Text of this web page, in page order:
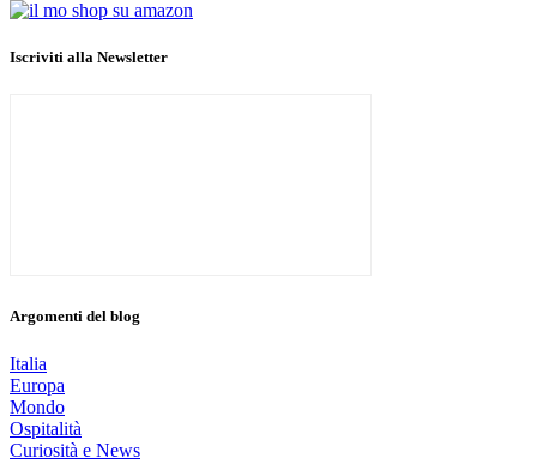
Iscriviti alla Newsletter
Argomenti del blog
Italia
Europa
Mondo
Ospitalità
Curiosità e News